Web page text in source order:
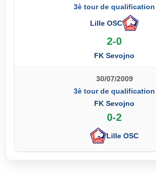
3è tour de qualification
Lille OSC
2-0
FK Sevojno
30/07/2009
3è tour de qualification
FK Sevojno
0-2
Lille OSC